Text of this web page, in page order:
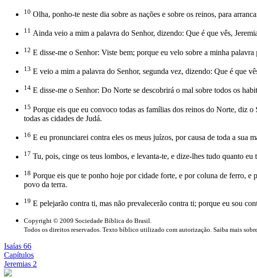
10 Olha, ponho-te neste dia sobre as nações e sobre os reinos, para
11 Ainda veio a mim a palavra do Senhor, dizendo: Que é que vês,
12 E disse-me o Senhor: Viste bem; porque eu velo sobre a minha palavra
13 E veio a mim a palavra do Senhor, segunda vez, dizendo: Que é que
14 E disse-me o Senhor: Do Norte se descobrirá o mal sobre todos os
15 Porque eis que eu convoco todas as famílias dos reinos do Norte, diz
todas as cidades de Judá.
16 E eu pronunciarei contra eles os meus juízos, por causa de toda a sua
17 Tu, pois, cinge os teus lombos, e levanta-te, e dize-lhes tudo quanto
18 Porque eis que te ponho hoje por cidade forte, e por coluna de ferro, e
povo da terra.
19 E pelejarão contra ti, mas não prevalecerão contra ti; porque eu sou
Copyright © 2009 Sociedade Bíblica do Brasil.
Todos os direitos reservados. Texto bíblico utilizado com autorização. Saiba mais
Isaías 66
Capítulos
Jeremias 2